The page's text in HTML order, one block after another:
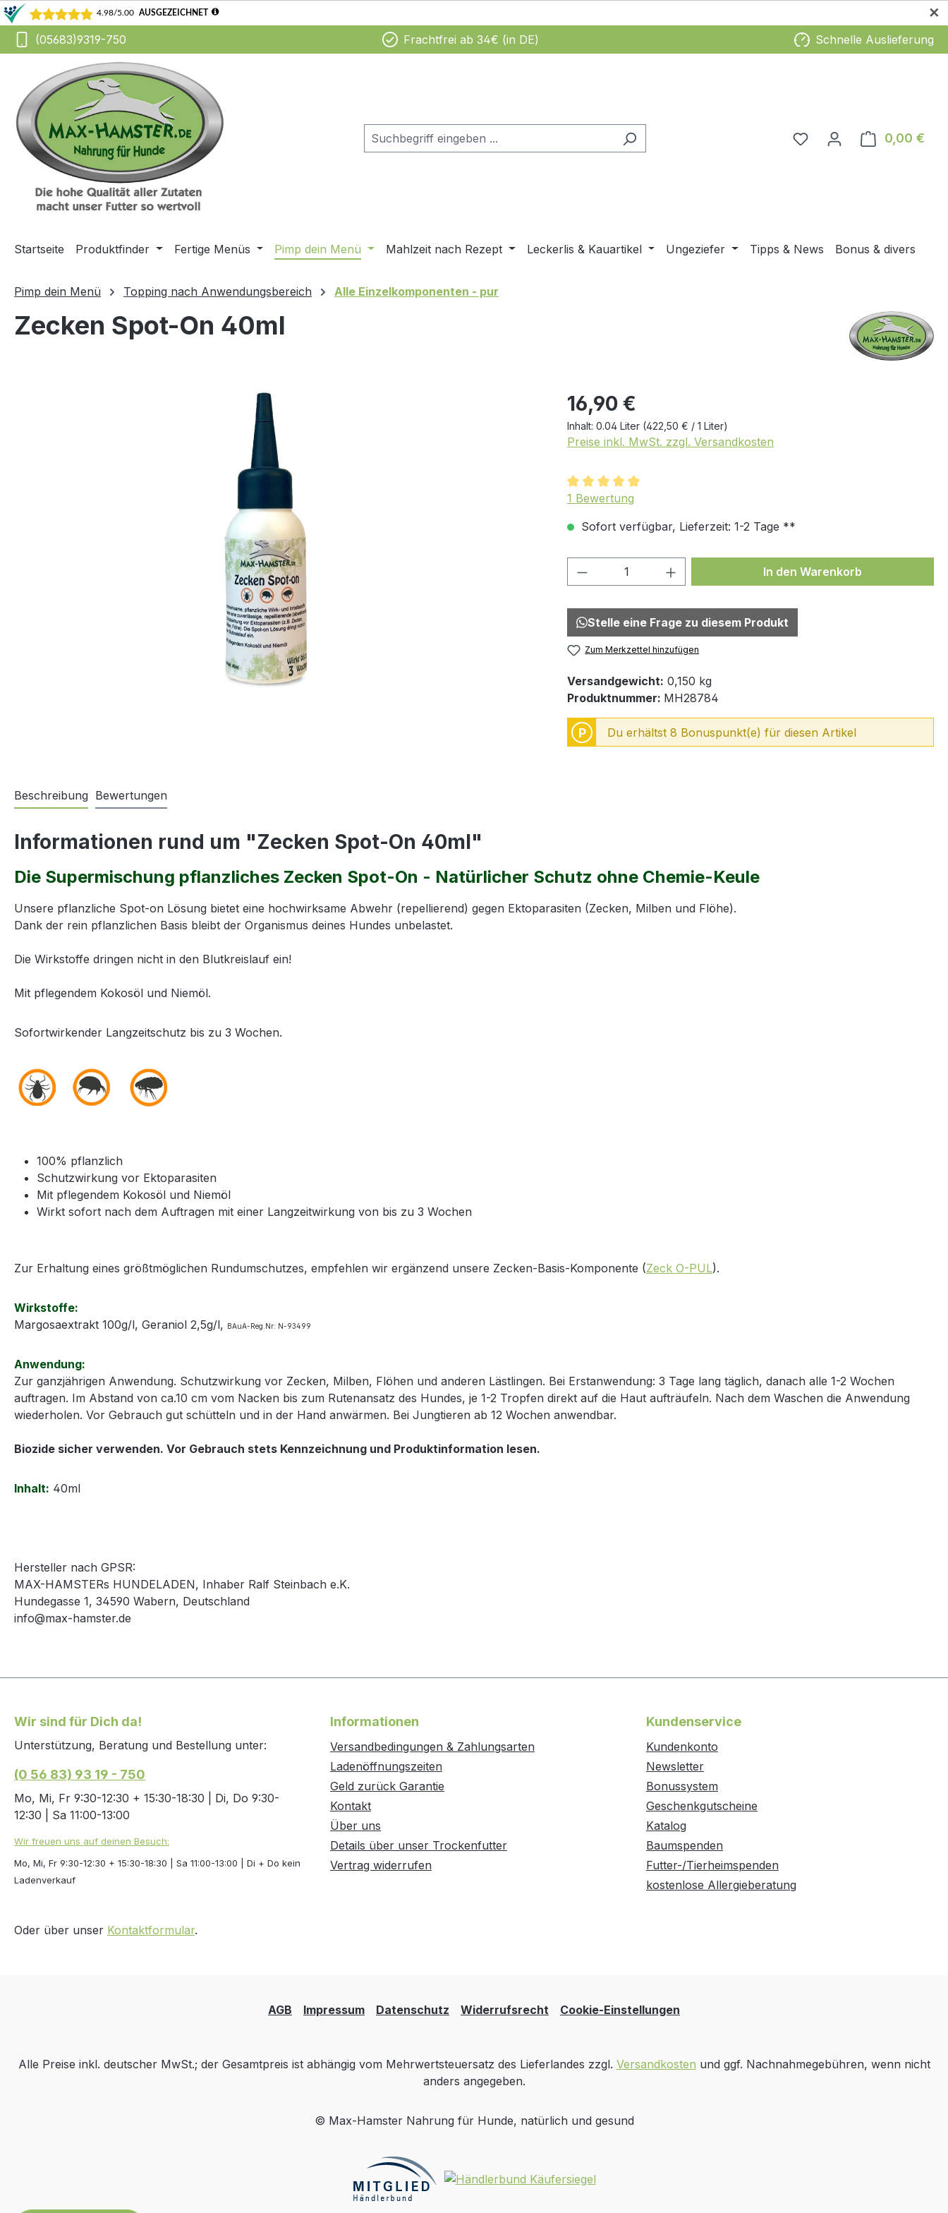
✕
Hauptinhalt springen
Zur Suche springen
Zur Hauptnavigation springen
(05683)9319-750 Frachtfrei ab 34€ (in DE) Schnelle Auslieferung
Du hast 0 Produkte auf
0,00 €
Startseite Produktfinder Fertige Menüs Pimp dein Menü Mahlzeit nach Rezept Leckerlis & Kauartikel Ungeziefer Tipps & News Bonus & divers
Pimp dein Menü Topping nach Anwendungsbereich Alle Einzelkomponenten - pur
Zecken Spot-On 40ml
16,90 €
Inhalt: 0.04 Liter (422,50 € / 1 Liter)
Preise inkl. MwSt. zzgl. Versandkosten
Durchschnittliche Bewertung von 5 von 5 Sternen
1 Bewertung
Sofort verfügbar, Lieferzeit: 1-2 Tage **
Produkt Anzahl: Gib den gewünschten Wert
In den Warenkorb
Stelle eine Frage zu diesem Produkt
Zum Merkzettel hinzufügen
Versandgewicht: 0,150 kg
Produktnummer: MH28784
P Du erhältst 8 Bonuspunkt(e) für diesen Artikel
Beschreibung Bewertungen
Informationen rund um "Zecken Spot-On 40ml"
Die Supermischung pflanzliches Zecken Spot-On - Natürlicher Schutz ohne Chemie-Keule
Unsere pflanzliche Spot-on Lösung bietet eine hochwirksame Abwehr (repellierend) gegen Ektoparasiten (Zecken, Milben und Flöhe).
Dank der rein pflanzlichen Basis bleibt der Organismus deines Hundes unbelastet.
Die Wirkstoffe dringen nicht in den Blutkreislauf ein!
Mit pflegendem Kokosöl und Niemöl.
Sofortwirkender Langzeitschutz bis zu 3 Wochen.
100% pflanzlich
Schutzwirkung vor Ektoparasiten
Mit pflegendem Kokosöl und Niemöl
Wirkt sofort nach dem Auftragen mit einer Langzeitwirkung von bis zu 3 Wochen
Zur Erhaltung eines größtmöglichen Rundumschutzes, empfehlen wir ergänzend unsere Zecken-Basis-Komponente (Zeck O-PUL).
Wirkstoffe:
Margosaextrakt 100g/l, Geraniol 2,5g/l,
BAuA-Reg.Nr: N-93499
Anwendung:
Zur ganzjährigen Anwendung. Schutzwirkung vor Zecken, Milben, Flöhen und anderen Lästlingen. Bei Erstanwendung: 3 Tage lang täglich, danach alle 1-2 Wochen
auftragen. Im Abstand von ca.10 cm vom Nacken bis zum Rutenansatz des Hundes, je 1-2 Tropfen direkt auf die Haut aufträufeln. Nach dem Waschen die Anwendung
wiederholen. Vor Gebrauch gut schütteln und in der Hand anwärmen. Bei Jungtieren ab 12 Wochen anwendbar.
Biozide sicher verwenden. Vor Gebrauch stets Kennzeichnung und Produktinformation lesen.
Inhalt: 40ml
Hersteller nach GPSR:
MAX-HAMSTERs HUNDELADEN, Inhaber Ralf Steinbach e.K.
Hundegasse 1, 34590 Wabern, Deutschland
info@max-hamster.de
Wir sind für Dich da!
Unterstützung, Beratung und Bestellung unter:
(0 56 83) 93 19 - 750
Mo, Mi, Fr 9:30-12:30 + 15:30-18:30 | Di, Do 9:30-
12:30 | Sa 11:00-13:00
Wir freuen uns auf deinen Besuch:
Mo, Mi, Fr 9:30-12:30 + 15:30-18:30 | Sa 11:00-13:00 | Di + Do kein
Ladenverkauf
Oder über unser Kontaktformular.
Informationen
Versandbedingungen & Zahlungsarten
Ladenöffnungszeiten
Geld zurück Garantie
Kontakt
Über uns
Details über unser Trockenfutter
Vertrag widerrufen
Kundenservice
Kundenkonto
Newsletter
Bonussystem
Geschenkgutscheine
Katalog
Baumspenden
Futter-/Tierheimspenden
kostenlose Allergieberatung
AGB Impressum Datenschutz Widerrufsrecht Cookie-Einstellungen
Alle Preise inkl. deutscher MwSt.; der Gesamtpreis ist abhängig vom Mehrwertsteuersatz des Lieferlandes zzgl. Versandkosten und ggf. Nachnahmegebühren, wenn nicht
anders angegeben.
© Max-Hamster Nahrung für Hunde, natürlich und gesund